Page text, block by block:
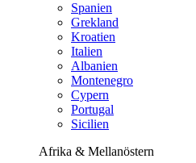
Spanien
Grekland
Kroatien
Italien
Albanien
Montenegro
Cypern
Portugal
Sicilien
Afrika & Mellanöstern